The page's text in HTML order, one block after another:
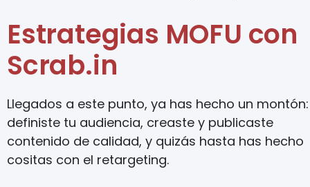
Estrategias MOFU con
Scrab.in
Llegados a este punto, ya has hecho un montón:
definiste tu audiencia, creaste y publicaste
contenido de calidad, y quizás hasta has hecho
cositas con el retargeting.